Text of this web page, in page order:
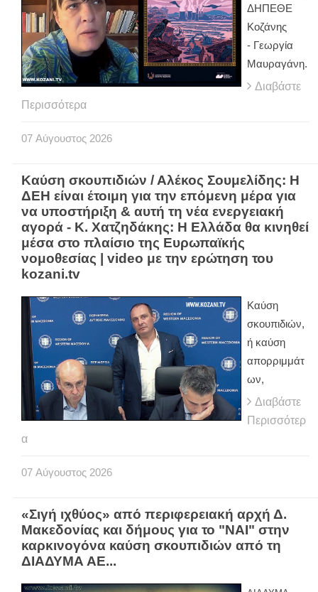
ΔΗΠΕΘΕ
Κοζάνης
- Γεωργία
Μαυραγάνη.
Διαβάστε
Περισσότερα
07 Αύγουστος 2026
Καύση σκουπιδιών / Αλέκος Σουμελίδης: Η
ΔΕΗ είναι έτοιμη για την επόμενη μέρα για
να υποστήριξη & αυτή τη νέα ενεργειακή
αγορά - Κ. Χατζηδάκης: Η Ελλάδα θα κινηθεί
μέσα στο πλαίσιο της Ευρωπαϊκής
νομοθεσίας | video με την ερώτηση του
kozani.tv
Καύση
σκουπιδιών,
ή καύση
απορριμμάτ
ων,
Διαβάστε
Περισσότερ
α
07 Αύγουστος 2026
«Σιγή ιχθύος» από περιφερειακή αρχή Δ.
Μακεδονίας και δήμους για το "ΝΑΙ" στην
καρκινογόνα καύση σκουπιδιών από τη
ΔΙΑΔΥΜΑ ΑΕ...